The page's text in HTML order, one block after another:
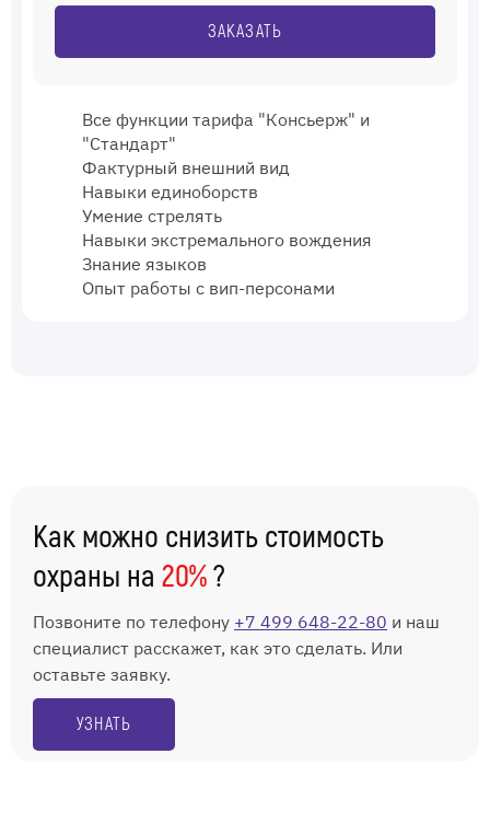
ЗАКАЗАТЬ
Все функции тарифа "Консьерж" и
"Стандарт"
Фактурный внешний вид
Навыки единоборств
Умение стрелять
Навыки экстремального вождения
Знание языков
Опыт работы с вип-персонами
Как можно снизить стоимость
охраны на 20%?
Позвоните по телефону +7 499 648-22-80 и наш
специалист расскажет, как это сделать. Или
оставьте заявку.
УЗНАТЬ